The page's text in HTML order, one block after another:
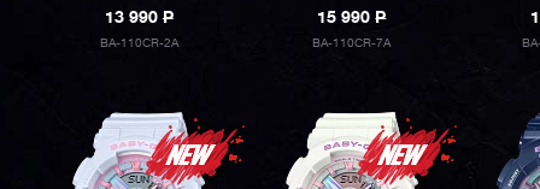
13 990P
BA-110CR-2A
15 990P
BA-110CR-7A